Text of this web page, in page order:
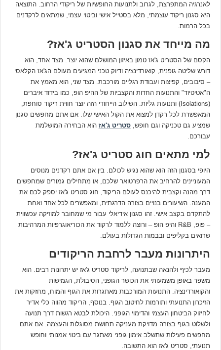
לאנרגיה המתפרצת, לגרוב ולתנועות החופשיות של ריקודי הרחוב. התוצאה
היא סגנון ריקוד עוצמתי, מלא בסטייל אישי וביטוי עצמי, שמתאים לרקדנים
בכל הרמות.
מה מייחד את סגנון הסטריט ג'אז?
הקסם של הסטריט ג'אז טמון באיזון המושלם שהוא יוצר. מצד אחד, הוא
דורש שליטה גופנית, קואורדינציה ודיוק טכני המגיעים מעולם הג'אז הקלאסי
– סיבובים, קפיצות ועבודת רגליים מורכבת. מצד שני, הוא מאמץ את
ה"אטיטיוד" והתנועות החדות והקצביות של ההיפ הופ, כמו בידוד איברים
(Isolations) ותנועות גליות. השילוב הייחודי הזה יוצר חווית ריקוד סוחפת,
המאפשרת לכל רקדן למצוא את הקול האישי שלו. אם אתם מחפשים סגנון
שמציע גם טכניקה וגם חופש,סטריט ג'אז הוא הבחירה המושלמת
עבורכם.
למי מתאים חוג סטריט ג'אז?
היופי בסגנון הזה הוא שהוא נגיש לכולם. בין אם אתם רקדנים מנוסים
המעוניינים להרחיב את הרפרטואר שלכם, או מתחילים גמורים שמחפשים
דרך מהנה וקצבית להיכנס לעולם הריקוד, חוג סטריט ג'אז יספק לכם את
המענה. השיעורים בנויים בצורה הדרגתית, ומאפשרים לכל אחד ואחת
להתקדם בקצב אישי. זהו סגנון אידיאלי עבור מי שמחובר למוזיקה עכשווית
– פופ, R&B והיפ הופ – ורוצה ללמוד לרקוד את הכוריאוגרפיות המרהיבות
שרואים בקליפים ובבמות הגדולות בעולם.
היתרונות מעבר לרחבת הריקודים
מעבר לכיף ולהנאה שבתנועה, לריקוד סטריט ג'אז יש יתרונות רבים. הוא
משפר באופן משמעותי את הכושר הגופני, הסיבולת, הגמישות
והקואורדינציה. התנועות המורכבות מאתגרות את הגוף והמוח, מחזקות את
הזיכרון התנועתי ותורמות לחיטוב הגוף. בנוסף, הריקוד מהווה כלי אדיר
לחיזוק הביטחון העצמי והדימוי הגופני. היכולת לבטא רגשות דרך תנועה
ולשלוט בגוף בצורה מדויקת מעניקה תחושת מסוגלות והעצמה. אם אתם
מחפשים פעילות שתשלב אימון גופני מאתגר עם ביטוי אמנותי וחופש
תנועתי, סטריט ג'אז הוא התשובה.